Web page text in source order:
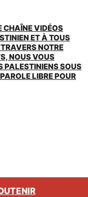
CHAÎNE VIDÉOS
ET À TOUS
NOTRE
NOUS VOUS
PALESTINIENS SOUS
LIBRE POUR